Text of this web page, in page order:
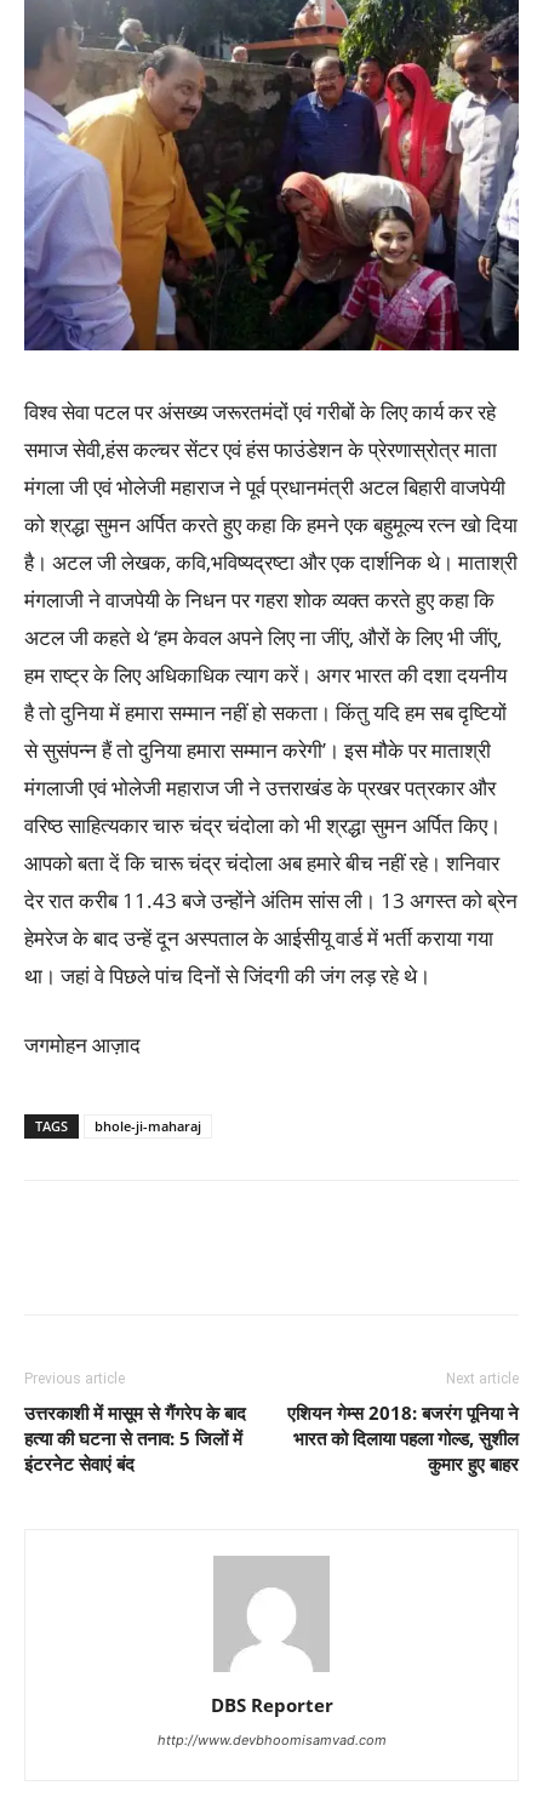
विश्व सेवा पटल पर अंसख्य जरूरतमंदों एवं गरीबों के लिए कार्य कर रहे
समाज सेवी,हंस कल्चर सेंटर एवं हंस फाउंडेशन के प्रेरणास्रोत्र माता
मंगला जी एवं भोलेजी महाराज ने पूर्व प्रधानमंत्री अटल बिहारी वाजपेयी
को श्रद्धा सुमन अर्पित करते हुए कहा कि हमने एक बहुमूल्य रत्न खो दिया
है। अटल जी लेखक, कवि,भविष्यद्रष्टा और एक दार्शनिक थे। माताश्री
मंगलाजी ने वाजपेयी के निधन पर गहरा शोक व्यक्त करते हुए कहा कि
अटल जी कहते थे ‘हम केवल अपने लिए ना जींए, औरों के लिए भी जींए,
हम राष्ट्र के लिए अधिकाधिक त्याग करें। अगर भारत की दशा दयनीय
है तो दुनिया में हमारा सम्मान नहीं हो सकता। किंतु यदि हम सब दृष्टियों
से सुसंपन्न हैं तो दुनिया हमारा सम्मान करेगी’। इस मौके पर माताश्री
मंगलाजी एवं भोलेजी महाराज जी ने उत्तराखंड के प्रखर पत्रकार और
वरिष्ठ साहित्यकार चारु चंद्र चंदोला को भी श्रद्धा सुमन अर्पित किए।
आपको बता दें कि चारू चंद्र चंदोला अब हमारे बीच नहीं रहे। शनिवार
देर रात करीब 11.43 बजे उन्होंने अंतिम सांस ली। 13 अगस्त को ब्रेन
हेमरेज के बाद उन्हें दून अस्पताल के आईसीयू वार्ड में भर्ती कराया गया
था। जहां वे पिछले पांच दिनों से जिंदगी की जंग लड़ रहे थे।
जगमोहन आज़ाद
TAGS bhole-ji-maharaj
Previous article
उत्तरकाशी में मासूम से गैंगरेप के बाद
हत्या की घटना से तनाव: 5 जिलों में
इंटरनेट सेवाएं बंद
Next article
एशियन गेम्स 2018: बजरंग पूनिया ने
भारत को दिलाया पहला गोल्ड, सुशील
कुमार हुए बाहर
DBS Reporter
http://www.devbhoomisamvad.com